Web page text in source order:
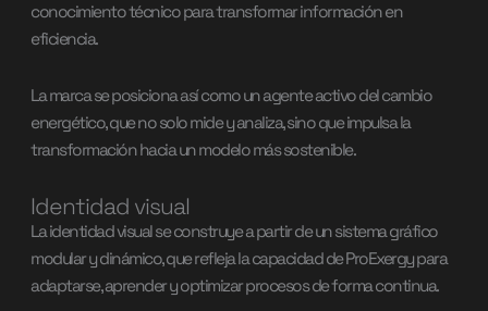
conocimiento técnico para transformar información en
eficiencia.
La marca se posiciona así como un agente activo del cambio
energético, que no solo mide y analiza, sino que impulsa la
transformación hacia un modelo más sostenible.
Identidad visual
La identidad visual se construye a partir de un sistema gráfico
modular y dinámico, que refleja la capacidad de ProExergy para
adaptarse, aprender y optimizar procesos de forma continua.